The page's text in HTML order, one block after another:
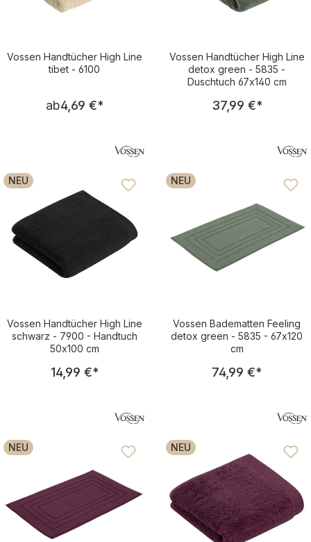
Vossen Handtücher High Line
tibet - 6100
Regulärer Preis:
ab4,69 €*
Vossen Handtücher High Line
detox green - 5835 -
Duschtuch 67x140 cm
Regulärer
37,99 €*
NEU
Vossen Handtücher High Line
schwarz - 7900 - Handtuch
50x100 cm
Regulärer Preis:
14,99 €*
NEU
Vossen Badematten Feeling
detox green - 5835 - 67x120
cm
Regulärer
74,99 €*
NEU NEU